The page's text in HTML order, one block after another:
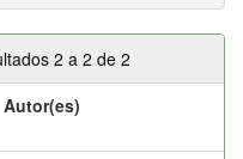
2 a 2 de 2
Autor(es)